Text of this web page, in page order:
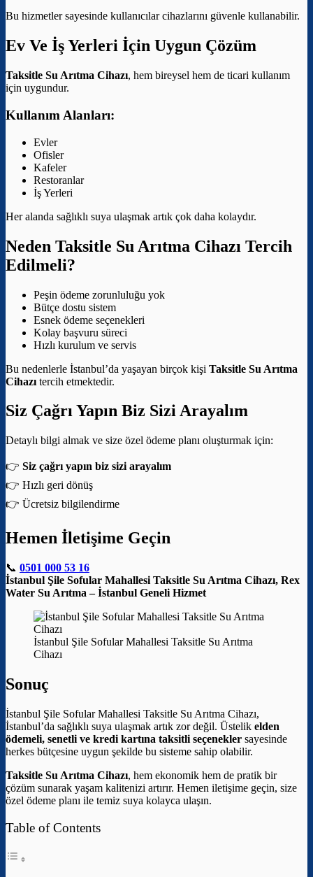
Bu hizmetler sayesinde kullanıcılar cihazlarını güvenle kullanabilir.
Ev Ve İş Yerleri İçin Uygun Çözüm
Taksitle Su Arıtma Cihazı, hem bireysel hem de ticari kullanım
için uygundur.
Kullanım Alanları:
Evler
Ofisler
Kafeler
Restoranlar
İş Yerleri
Her alanda sağlıklı suya ulaşmak artık çok daha kolaydır.
Neden Taksitle Su Arıtma Cihazı Tercih
Edilmeli?
Peşin ödeme zorunluluğu yok
Bütçe dostu sistem
Esnek ödeme seçenekleri
Kolay başvuru süreci
Hızlı kurulum ve servis
Bu nedenlerle İstanbul’da yaşayan birçok kişi Taksitle Su Arıtma
Cihazı tercih etmektedir.
Siz Çağrı Yapın Biz Sizi Arayalım
Detaylı bilgi almak ve size özel ödeme planı oluşturmak için:
👉 Siz çağrı yapın biz sizi arayalım
👉 Hızlı geri dönüş
👉 Ücretsiz bilgilendirme
Hemen İletişime Geçin
📞 0501 000 53 16
İstanbul Şile Sofular Mahallesi Taksitle Su Arıtma Cihazı, Rex
Water Su Arıtma – İstanbul Geneli Hizmet
İstanbul Şile Sofular Mahallesi Taksitle Su Arıtma
Cihazı
Sonuç
İstanbul Şile Sofular Mahallesi Taksitle Su Arıtma Cihazı,
İstanbul’da sağlıklı suya ulaşmak artık zor değil. Üstelik elden
ödemeli, senetli ve kredi kartına taksitli seçenekler sayesinde
herkes bütçesine uygun şekilde bu sisteme sahip olabilir.
Taksitle Su Arıtma Cihazı, hem ekonomik hem de pratik bir
çözüm sunarak yaşam kalitenizi artırır. Hemen iletişime geçin, size
özel ödeme planı ile temiz suya kolayca ulaşın.
Table of Contents